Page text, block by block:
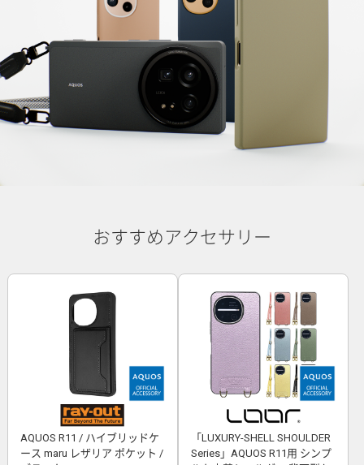
おすすめアクセサリー
AQUOS R11 / ハイブリッドケ
ース maru レザリア ポケット /
「LUXURY-SHELL SHOULDER
Series」AQUOS R11用 シンプ